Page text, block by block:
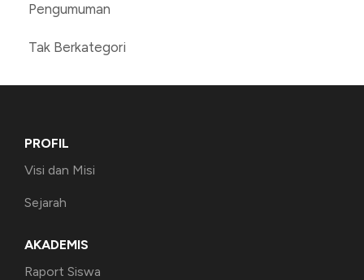
Pengumuman
Tak Berkategori
PROFIL
Visi dan Misi
Sejarah
AKADEMIS
Raport Siswa